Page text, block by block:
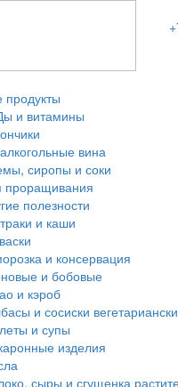
и витамины
вина
сиропы и соки
проращивания
полезности
и каши
и консервация
и бобовые
и кэроб
и сосиски
и супы
изделия
сыры и сгущенка